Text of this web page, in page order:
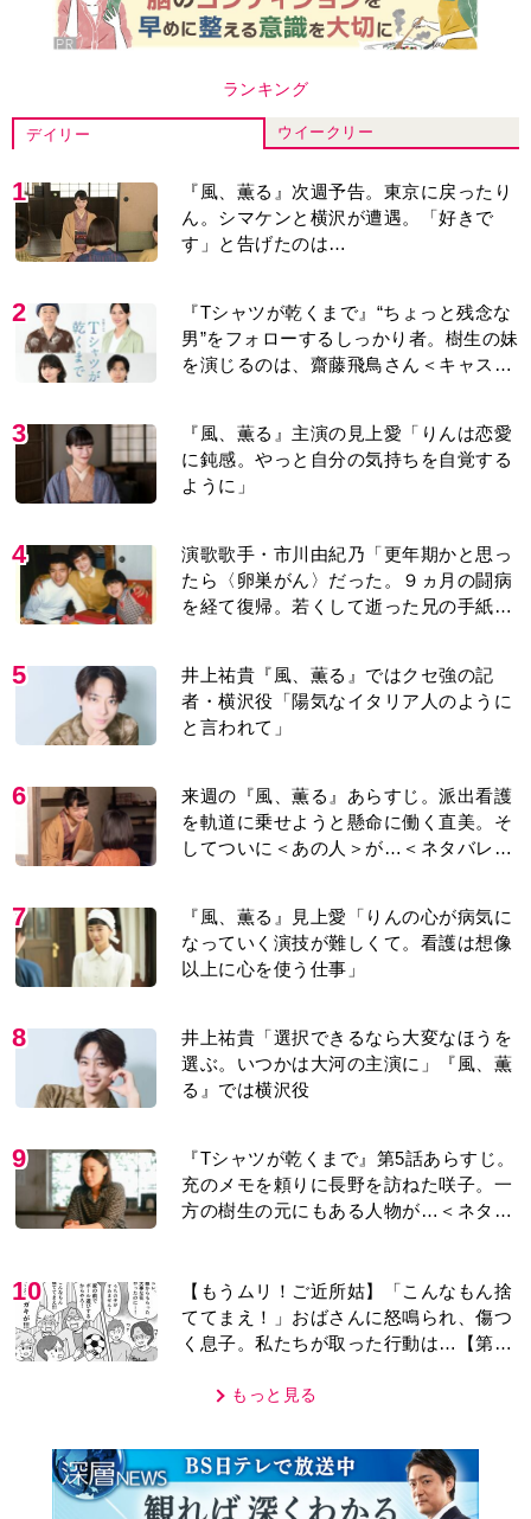
ランキング
デイリー ウイークリー
1
『風、薫る』次週予告。東京に戻ったり
ん。シマケンと横沢が遭遇。「好きで
す」と告げたのは…
2
『Tシャツが乾くまで』“ちょっと残念な
男”をフォローするしっかり者。樹生の妹
を演じるのは、齋藤飛鳥さん＜キャスト
3
『風、薫る』主演の見上愛「りんは恋愛
に鈍感。やっと自分の気持ちを自覚する
ように」
4
演歌歌手・市川由紀乃「更年期かと思っ
たら〈卵巣がん〉だった。９ヵ月の闘病
を経て復帰。若くして逝った兄の手紙を
5
井上祐貴『風、薫る』ではクセ強の記
者・横沢役「陽気なイタリア人のように
と言われて」
6
来週の『風、薫る』あらすじ。派出看護
を軌道に乗せようと懸命に働く直美。そ
してついに＜あの人＞が…＜ネタバレあ
7
『風、薫る』見上愛「りんの心が病気に
なっていく演技が難しくて。看護は想像
以上に心を使う仕事」
8
井上祐貴「選択できるなら大変なほうを
選ぶ。いつかは大河の主演に」『風、薫
る』では横沢役
9
『Tシャツが乾くまで』第5話あらすじ。
充のメモを頼りに長野を訪ねた咲子。一
方の樹生の元にもある人物が…＜ネタバ
10
【もうムリ！ご近所姑】「こんなもん捨
ててまえ！」おばさんに怒鳴られ、傷つ
く息子。私たちが取った行動は…【第3
もっと見る